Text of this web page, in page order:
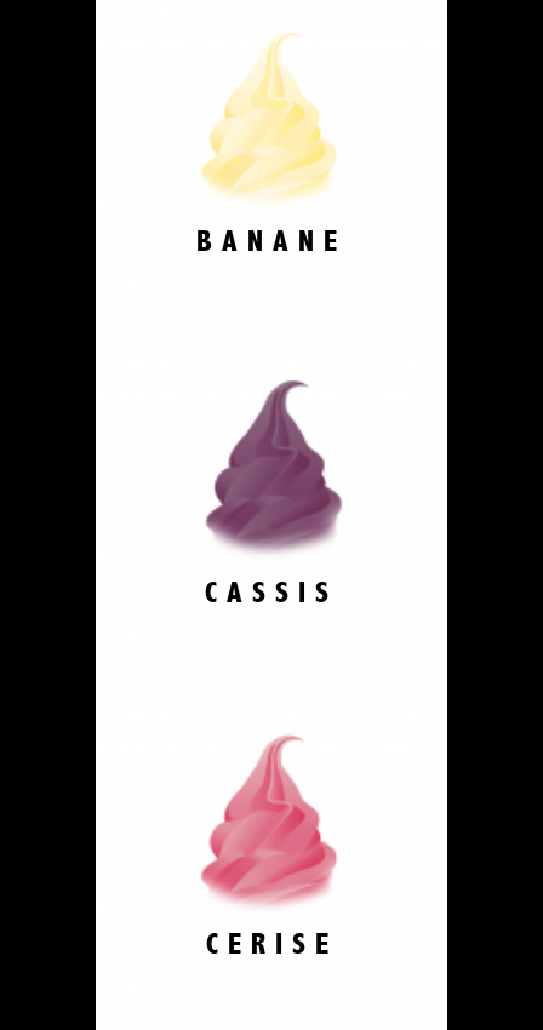
BANANE
CASSIS
CERISE